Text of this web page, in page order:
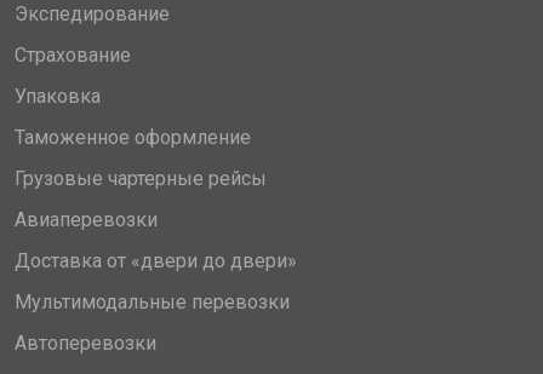
Экспедирование
Страхование
Упаковка
Таможенное оформление
Грузовые чартерные рейсы
Авиаперевозки
Доставка от «двери до двери»
Мультимодальные перевозки
Автоперевозки